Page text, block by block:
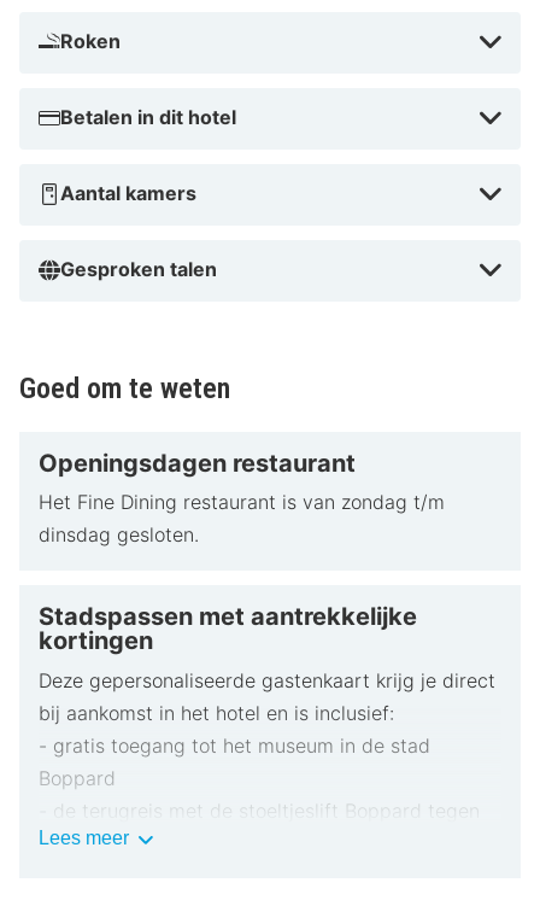
Roken
Betalen in dit hotel
Aantal kamers
Gesproken talen
Goed om te weten
Openingsdagen restaurant
Het Fine Dining restaurant is van zondag t/m
dinsdag gesloten.
Stadspassen met aantrekkelijke
kortingen
Deze gepersonaliseerde gastenkaart krijg je direct
bij aankomst in het hotel en is inclusief:
- gratis toegang tot het museum in de stad
Boppard
- de terugreis met de stoeltjeslift Boppard tegen
groepstarief (korting van € 1 op het normale
Lees meerStadspassen